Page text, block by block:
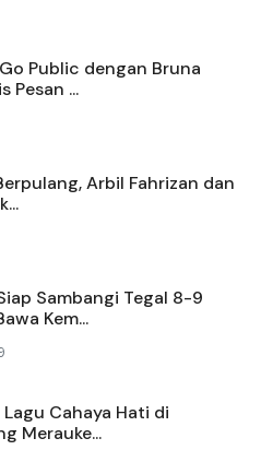
Public dengan Bruna
Pesan ...
Arbil Fahrizan dan
Sambangi Tegal 8-9
Kem...
Cahaya Hati di
Merauke...